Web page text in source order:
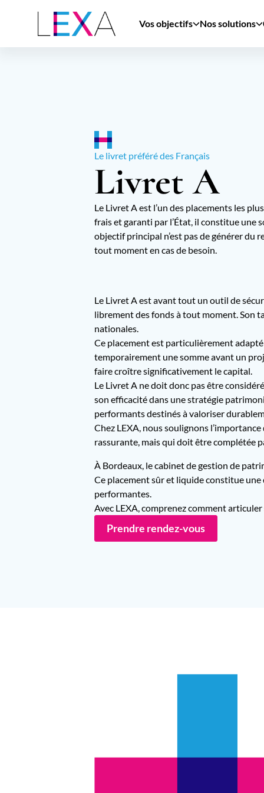
principal
Vos objectifs Nos solutions
Le livret préféré des Français
Livret A
Le Livret A est l’un des placements les
frais et garanti par l’État, il constitue une
objectif principal n’est pas de générer du
tout moment en cas de besoin.
Le Livret A est avant tout un outil de
librement des fonds à tout moment. Son
nationales.
Ce placement est particulièrement
temporairement une somme avant un
faire croître significativement le capital.
Le Livret A ne doit donc pas être
son efficacité dans une stratégie
performants destinés à valoriser
Chez LEXA, nous soulignons
rassurante, mais qui doit être complétée
À Bordeaux, le cabinet de gestion de
Ce placement sûr et liquide constitue une
performantes.
Avec LEXA, comprenez comment
Prendre rendez-vous